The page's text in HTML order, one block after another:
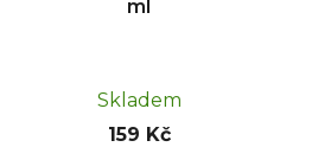
ml
Skladem
159 Kč